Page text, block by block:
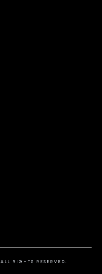
ALL RIGHTS RESERVED.